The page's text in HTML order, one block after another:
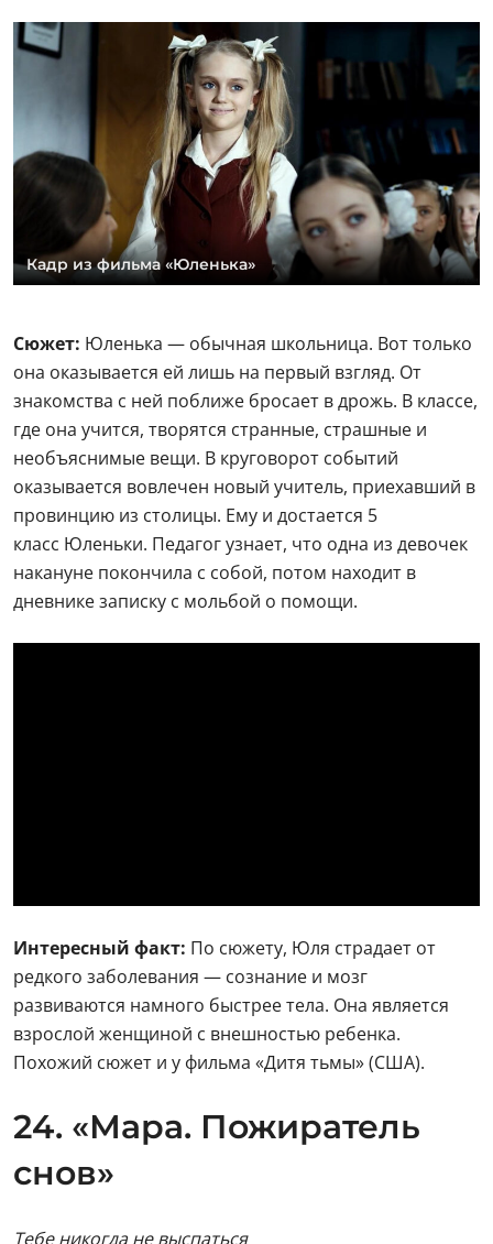
Кадр из фильма «Юленька»
Сюжет: Юленька — обычная школьница. Вот только
она оказывается ей лишь на первый взгляд. От
знакомства с ней поближе бросает в дрожь. В классе,
где она учится, творятся странные, страшные и
необъяснимые вещи. В круговорот событий
оказывается вовлечен новый учитель, приехавший в
провинцию из столицы. Ему и достается 5
класс Юленьки. Педагог узнает, что одна из девочек
накануне покончила с собой, потом находит в
дневнике записку с мольбой о помощи.
Интересный факт: По сюжету, Юля страдает от
редкого заболевания — сознание и мозг
развиваются намного быстрее тела. Она является
взрослой женщиной с внешностью ребенка.
Похожий сюжет и у фильма «Дитя тьмы» (США).
24. «Мара. Пожиратель
снов»
Тебе никогда не выспаться